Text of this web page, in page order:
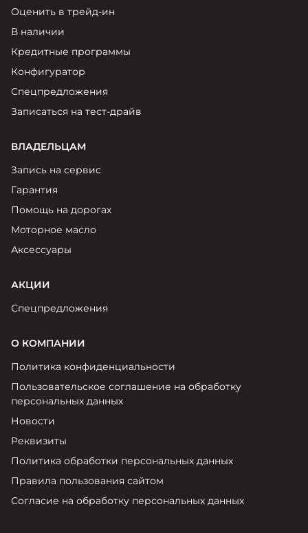
Оценить в трейд-ин
В наличии
Кредитные программы
Конфигуратор
Спецпредложения
Записаться на тест-драйв
ВЛАДЕЛЬЦАМ
Запись на сервис
Гарантия
Помощь на дорогах
Моторное масло
Аксессуары
АКЦИИ
Спецпредложения
О КОМПАНИИ
Политика конфиденциальности
Пользовательское соглашение на обработку
персональных данных
Новости
Реквизиты
Политика обработки персональных данных
Правила пользования сайтом
Согласие на обработку персональных данных